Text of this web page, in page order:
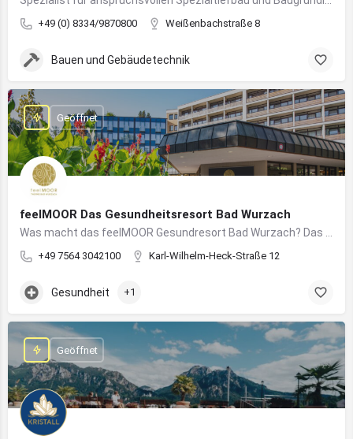
+49 (0) 8334/9870800 Weißenbachstraße 8
Bauen und Gebäudetechnik
feelMOOR Das Gesundheitsresort Bad Wurzach
+49 7564 3042100 Karl-Wilhelm-Heck-Straße 12
Geöffnet
Gesundheit +1
Geöffnet